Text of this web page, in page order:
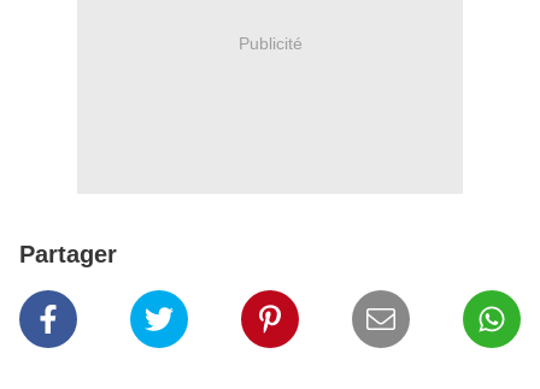
Publicité
Partager